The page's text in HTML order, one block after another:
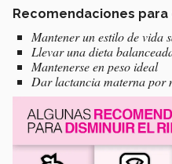
Recomendaciones
Mantener un estilo de vida
Llevar una dieta
Mantenerse en peso ideal
Dar lactancia materna por